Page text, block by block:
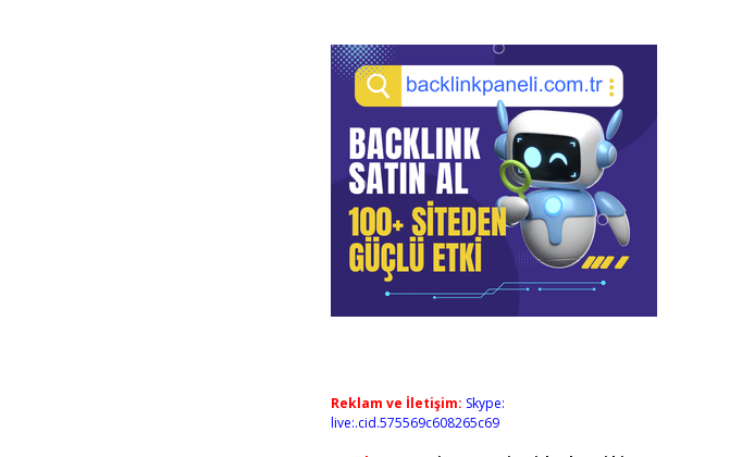
Reklam ve İletişim: Skype:
live:.cid.575569c608265c69